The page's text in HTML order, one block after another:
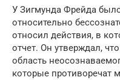
У Зигмунда Фрейда
относительно
относил действия, в
отчет. Он утверждал,
область
которые противоречат